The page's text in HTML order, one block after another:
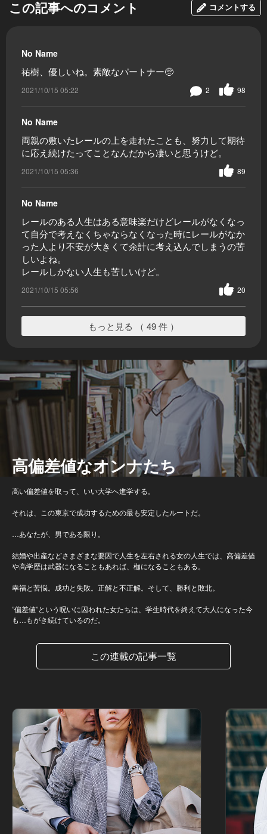
この記事へのコメント コメントする
No Name
祐樹、優しいね。素敵なパートナー🥺
2021/10/15 05:22 98
2
No Name
両親の敷いたレールの上を走れたことも、努力して期待
に応え続けたってことなんだから凄いと思うけど。
2021/10/15 05:36 89
No Name
レールのある人生はある意味楽だけどレールがなくなっ
て自分で考えなくちゃならなくなった時にレールがなか
った人より不安が大きくて余計に考え込んでしまうの苦
しいよね。
レールしかない人生も苦しいけど。
2021/10/15 05:56 20
もっと見る （ 49 件 ）
高偏差値なオンナたち
高い偏差値を取って、いい大学へ進学する。
それは、この東京で成功するための最も安定したルートだ。
…あなたが、男である限り。
結婚や出産などさまざまな要因で人生を左右される女の人生では、高偏差値
や高学歴は武器になることもあれば、枷になることもある。
幸福と苦悩。成功と失敗。正解と不正解。そして、勝利と敗北。
”偏差値”という呪いに囚われた女たちは、学生時代を終えて大人になった今
も…もがき続けているのだ。
この連載の記事一覧